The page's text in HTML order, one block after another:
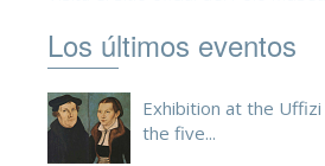
Los últimos eventos
Exhibition at the
the five...